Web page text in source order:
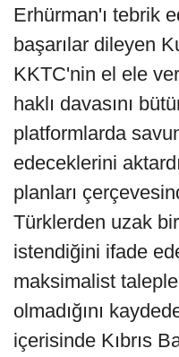
Erhürman'ı tebrik
başarılar dileyen
KKTC'nin el ele
haklı davasını
platformlarda
edeceklerini
planları
Türklerden uzak
istendiğini ifade
maksimalist
olmadığını
içerisinde Kıbrıs